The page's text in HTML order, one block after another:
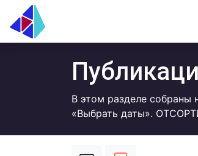
В этом разделе собраны
«Выбрать даты».